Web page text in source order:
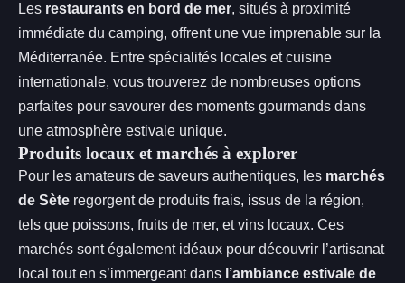
Les restaurants en bord de mer, situés à proximité
immédiate du camping, offrent une vue imprenable sur la
Méditerranée. Entre spécialités locales et cuisine
internationale, vous trouverez de nombreuses options
parfaites pour savourer des moments gourmands dans
une atmosphère estivale unique.
Produits locaux et marchés à explorer
Pour les amateurs de saveurs authentiques, les marchés
de Sète regorgent de produits frais, issus de la région,
tels que poissons, fruits de mer, et vins locaux. Ces
marchés sont également idéaux pour découvrir l’artisanat
local tout en s’immergeant dans l’ambiance estivale de